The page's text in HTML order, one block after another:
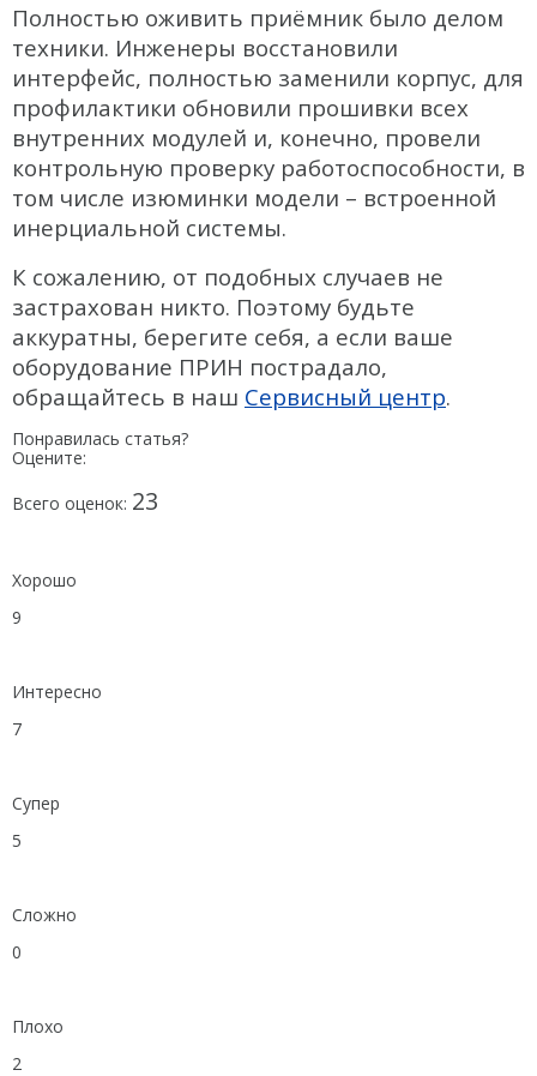
Полностью оживить приёмник было делом
техники. Инженеры восстановили
интерфейс, полностью заменили корпус, для
профилактики обновили прошивки всех
внутренних модулей и, конечно, провели
контрольную проверку работоспособности, в
том числе изюминки модели – встроенной
инерциальной системы.
К сожалению, от подобных случаев не
застрахован никто. Поэтому будьте
аккуратны, берегите себя, а если ваше
оборудование ПРИН пострадало,
обращайтесь в наш Сервисный центр.
Понравилась статья?
Оцените:
Всего оценок: 23
Хорошо
9
Интересно
7
Супер
5
Сложно
0
Плохо
2